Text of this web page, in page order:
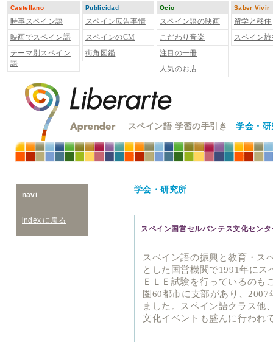
Castellano
時事スペイン語
映画でスペイン語
テーマ別スペイン
語
Publicidad
スペイン広告事情
スペインのCM
街角図鑑
Ocio
スペイン語の映画
こだわり音楽
注目の一冊
人気のお店
Saber Vivir
留学と移住
スペイン
スペイン語 学習の手引き 学会・研
navi
index に戻る
学会・研究所
スペイン国営セルバンテス文化センタ
スペイン語の振興と教育・ス
とした国営機関で1991年に
ＥＬＥ試験を行っているのも
圏60都市に支部があり、
ました。スペイン語クラス他
文化イベントも盛んに行われ